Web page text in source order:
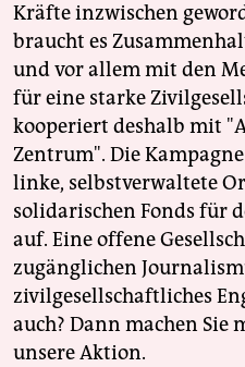
Kräfte inzwischen
braucht es
und vor allem mit den
für eine starke
kooperiert deshalb mit
Zentrum". Die
linke, selbstverwaltete
solidarischen Fonds für
auf. Eine offene
zugänglichen
zivilgesellschaftliches
auch? Dann machen Sie
unsere Aktion.